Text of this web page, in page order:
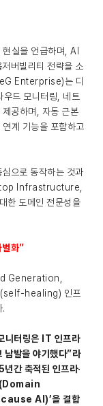
실을 언급하며, AI
버빌리티 전략을 소
Enterprise)는 디
우드 모니터링, 네트
공하며, 자동 근본
계 기능을 포함하고
으로 동작하는 것과
Infrastructure,
한 도메인 전문성을
화”
Generation,
(self-healing) 인프
.
니터링은 IT 인프라
남발을 야기했다”라
간 축적된 인프라·
(Domain
AI)’을 결합